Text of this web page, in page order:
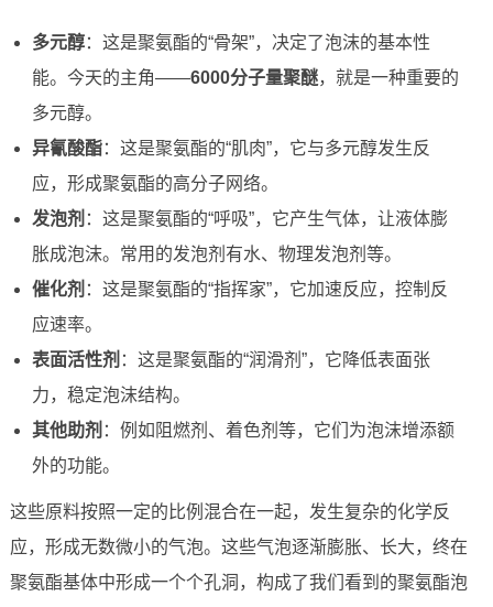
多元醇：这是聚氨酯的“骨架”，决定了泡沫的基本性
能。今天的主角——6000分子量聚醚，就是一种重要的
多元醇。
异氰酸酯：这是聚氨酯的“肌肉”，它与多元醇发生反
应，形成聚氨酯的高分子网络。
发泡剂 ：这是聚氨酯的“呼吸”，它产生气体，让液体膨
胀成泡沫。常用的发泡剂有水、物理发泡剂等。
催化剂 ：这是聚氨酯的“指挥家”，它加速反应，控制反
应速率。
表面活性剂 ：这是聚氨酯的“润滑剂”，它降低表面张
力，稳定泡沫结构。
其他助剂 ：例如阻燃剂、着色剂等，它们为泡沫增添额
外的功能。
这些原料按照一定的比例混合在一起，发生复杂的化学反
应，形成无数微小的气泡。这些气泡逐渐膨胀、长大，终在
聚氨酯基体中形成一个个孔洞，构成了我们看到的聚氨酯泡